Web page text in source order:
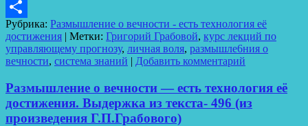
LiveJournal
Отправить
Рубрика: Размышление о вечности - есть технология её
достижения | Метки: Григорий Грабовой, курс лекций по
управляющему прогнозу, личная воля, размышле6ния о
вечности, система знаний | Добавить комментарий
Размышление о вечности — есть технология её
достижения. Выдержка из текста- 496 (из
произведения Г.П.Грабового)